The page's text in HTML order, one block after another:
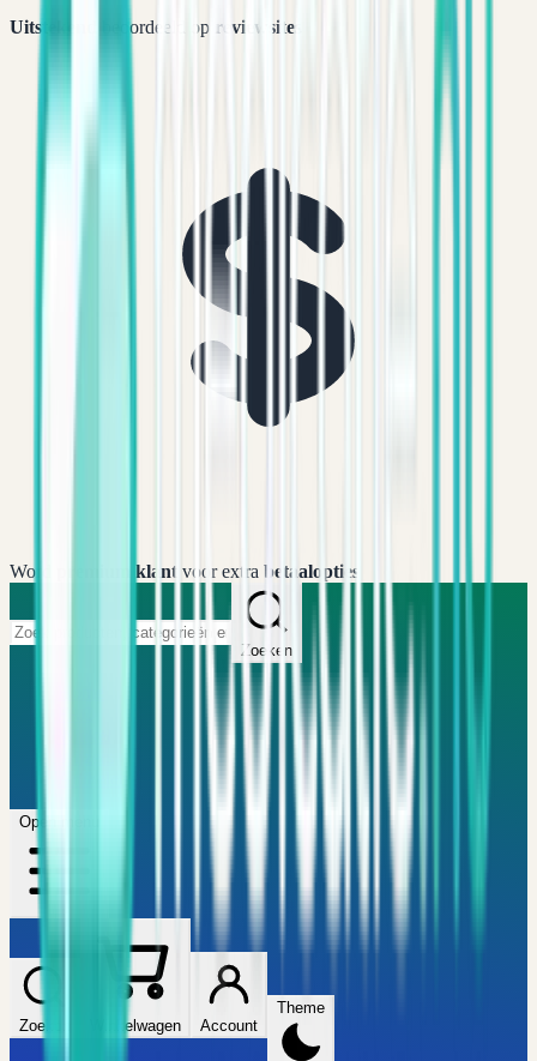
Uitstekend beoordeeld op reviewsites
Word premium klant voor extra betaalopties
Zoeken
Open menu
Zoeken Winkelwagen Account
Theme